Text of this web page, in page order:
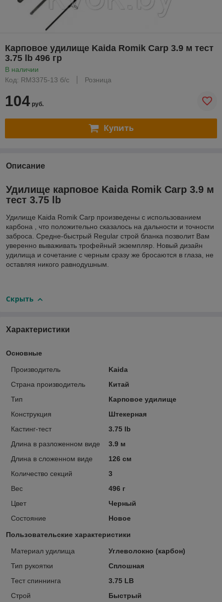
Карповое удилище Kaida Romik Carp 3.9 м тест
3.75 lb 496 гр
В наличии
Код: RM3375-13 б/с
Розница
104 руб.
Купить
Описание
Удилище карповое Kaida Romik Carp 3.9 м
тест 3.75 lb
Удилище Kaida Romik Carp произведены с использованием
карбона , что положительно сказалось на дальности и точности
заброса. Средне-быстрый Regular строй бланка позволит Вам
уверенно вываживать трофейный экземпляр. Новый дизайн
удилища и сочетание с черным сразу же бросаются в глаза, не
оставляя никого равнодушным.
Скрыть
Характеристики
Основные
Производитель
Kaida
Страна производитель
Китай
Тип
Карповое удилище
Конструкция
Штекерная
Кастинг-тест
3.75 lb
Длина в разложенном виде
3.9 м
Длина в сложенном виде
126 см
Количество секций
3
Вес
496 г
Цвет
Черный
Состояние
Новое
Пользовательские характеристики
Материал удилища
Углеволокно (карбон)
Тип рукоятки
Сплошная
Тест спиннинга
3.75 LB
Строй
Быстрый